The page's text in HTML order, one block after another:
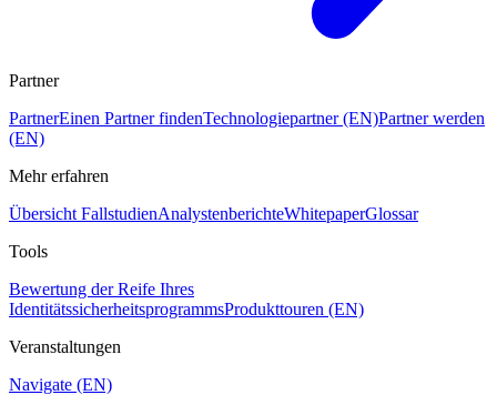
Partner
PartnerEinen Partner findenTechnologiepartner (EN)Partner werden
(EN)
Mehr erfahren
Übersicht FallstudienAnalystenberichteWhitepaperGlossar
Tools
Bewertung der Reife Ihres
IdentitätssicherheitsprogrammsProdukttouren (EN)
Veranstaltungen
Navigate (EN)